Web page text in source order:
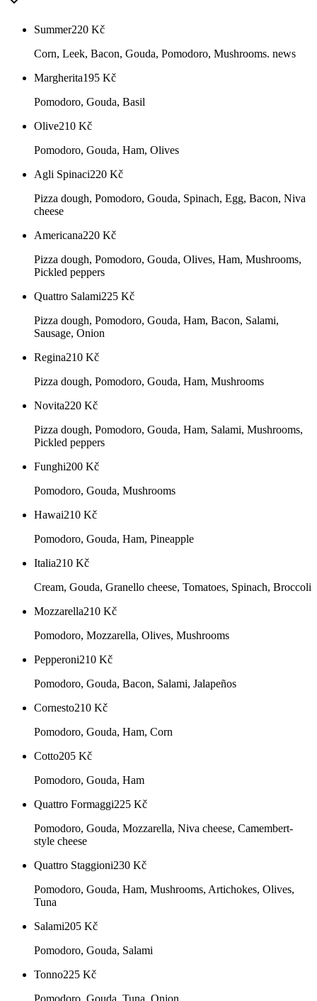
Summer220 Kč
Corn, Leek, Bacon, Gouda, Pomodoro, Mushrooms. news
Margherita195 Kč
Pomodoro, Gouda, Basil
Olive210 Kč
Pomodoro, Gouda, Ham, Olives
Agli Spinaci220 Kč
Pizza dough, Pomodoro, Gouda, Spinach, Egg, Bacon, Niva
cheese
Americana220 Kč
Pizza dough, Pomodoro, Gouda, Olives, Ham, Mushrooms,
Pickled peppers
Quattro Salami225 Kč
Pizza dough, Pomodoro, Gouda, Ham, Bacon, Salami,
Sausage, Onion
Regina210 Kč
Pizza dough, Pomodoro, Gouda, Ham, Mushrooms
Novita220 Kč
Pizza dough, Pomodoro, Gouda, Ham, Salami, Mushrooms,
Pickled peppers
Funghi200 Kč
Pomodoro, Gouda, Mushrooms
Hawai210 Kč
Pomodoro, Gouda, Ham, Pineapple
Italia210 Kč
Cream, Gouda, Granello cheese, Tomatoes, Spinach, Broccoli
Mozzarella210 Kč
Pomodoro, Mozzarella, Olives, Mushrooms
Pepperoni210 Kč
Pomodoro, Gouda, Bacon, Salami, Jalapeños
Cornesto210 Kč
Pomodoro, Gouda, Ham, Corn
Cotto205 Kč
Pomodoro, Gouda, Ham
Quattro Formaggi225 Kč
Pomodoro, Gouda, Mozzarella, Niva cheese, Camembert-
style cheese
Quattro Staggioni230 Kč
Pomodoro, Gouda, Ham, Mushrooms, Artichokes, Olives,
Tuna
Salami205 Kč
Pomodoro, Gouda, Salami
Tonno225 Kč
Pomodoro, Gouda, Tuna, Onion